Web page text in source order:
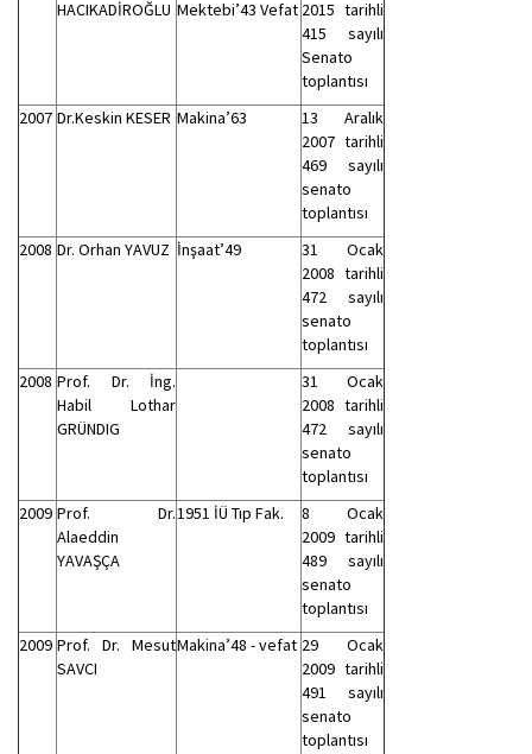
HACIKADİROĞLU Mektebi’43 Vefat 2015 tarihli
415 sayılı
Senato
toplantısı
2007 Dr.Keskin KESER Makina’63
13 Aralık
2007 tarihli
469 sayılı
senato
toplantısı
2008 Dr. Orhan YAVUZ İnşaat’49
31 Ocak
2008 tarihli
472 sayılı
senato
toplantısı
2008 Prof. Dr. İng.
Habil Lothar
GRÜNDIG
31 Ocak
2008 tarihli
472 sayılı
senato
toplantısı
2009 Prof. Dr.
Alaeddin
YAVAŞÇA
1951 İÜ Tıp Fak.
8 Ocak
2009 tarihli
489 sayılı
senato
toplantısı
2009 Prof. Dr. Mesut
SAVCI
Makina’48 - vefat 29 Ocak
2009 tarihli
491 sayılı
senato
toplantısı